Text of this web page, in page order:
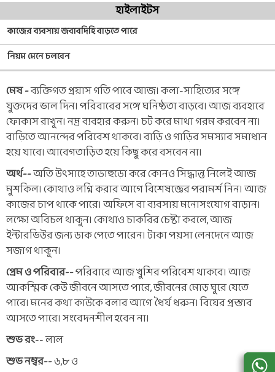
হাইলাইটস
কাজের ব্যবসায় জবাবদিহি বাড়তে পারে
নিয়ম মেনে চলবেন
মেষ -ব্যক্তিগত প্রয়াস গতি পাবে আজ। কলা-সাহিত্যের সঙ্গে
যুক্তদের ভাল দিন। পরিবারের সঙ্গে ঘনিষ্ঠতা বাড়বে। আজ ব্যবহারে
ফোকাস রাখুন। নম্র ব্যবহার করুন। চট করে মাথা গরম করবেন না।
বাড়িতে আনন্দের পরিবেশ থাকবে। বাড়ি ও গাড়ির সমস্যার সমাধান
হয়ে যাবে। আবেগতাড়িত হয়ে কিছু করে বসবেন না।
অর্থ--অতি উত্‍সাহে তাড়াহুড়ো করে কোনও সিদ্ধান্ত নিলেই আজ
মুশকিল। কোথাও লগ্নি করার আগে বিশেষজ্ঞের পরামর্শ নিন। আজ
কাজের চাপ থাকে পারে। অফিসে বা ব্যবসায় মনোসংযোগ বাড়ান।
লক্ষ্যে অবিচল থাকুন। কোথাও চাকরির চেষ্টা করলে, আজ
ইন্টারভিউর জন্য ডাক পেতে পারেন। টাকা পয়সা লেনদেনে আজ
সজাগ থাকুন।
প্রেম ও পরিবার--পরিবারে আজ খুশির পরিবেশ থাকবে। আজ
আকস্মিক কেউ জীবনে আসতে পারে, জীবনের মোড় ঘুরে যেতে
পারে। মনের কথা কাউকে বলার আগে ধৈর্য ধরুন। বিয়ের প্রস্তাব
আসতে পারে। সংবেদনশীল হবেন না।
শুভ রং-- লাল
শুভ নম্বর--৬,৮ ও